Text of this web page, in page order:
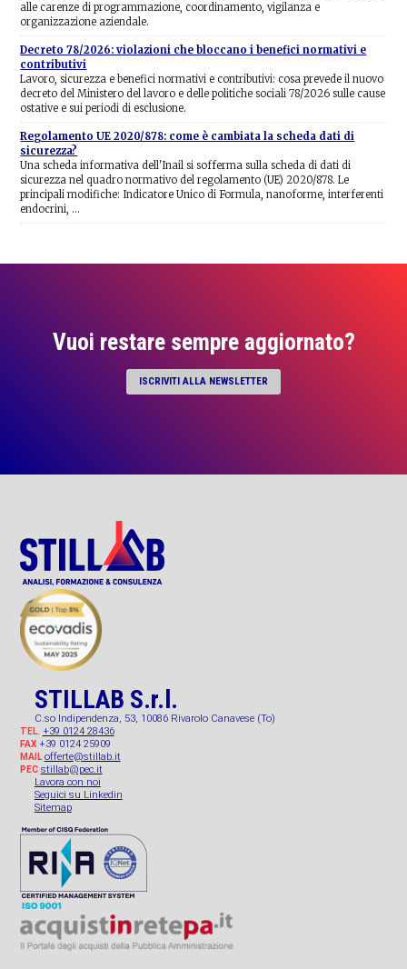
alle carenze di programmazione, coordinamento, vigilanza e
organizzazione aziendale.
Decreto 78/2026: violazioni che bloccano i benefici normativi e
contributivi
Lavoro, sicurezza e benefici normativi e contributivi: cosa prevede il nuovo
decreto del Ministero del lavoro e delle politiche sociali 78/2026 sulle cause
ostative e sui periodi di esclusione.
Regolamento UE 2020/878: come è cambiata la scheda dati di
sicurezza?
Una scheda informativa dell'Inail si sofferma sulla scheda di dati di
sicurezza nel quadro normativo del regolamento (UE) 2020/878. Le
principali modifiche: Indicatore Unico di Formula, nanoforme, interferenti
endocrini, …
Vuoi restare sempre aggiornato?
ISCRIVITI ALLA NEWSLETTER
STILLAB S.r.l.
C.so Indipendenza, 53, 10086 Rivarolo Canavese (To)
TEL. +39 0124 28436
FAX+39 0124 25909
MAIL offerte@stillab.it
PEC stillab@pec.it
Lavora con noi
Seguici su Linkedin
Sitemap